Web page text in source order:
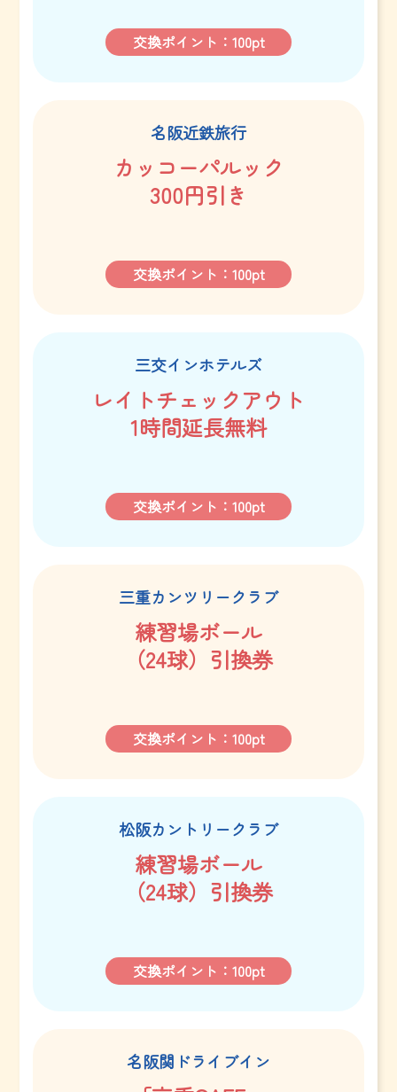
交換ポイント：100pt
名阪近鉄旅行
カッコーパルック
300円引き
交換ポイント：100pt
三交インホテルズ
レイトチェックアウト
1時間延長無料
交換ポイント：100pt
三重カンツリークラブ
練習場ボール
（24球） 引換券
交換ポイント：100pt
松阪カントリークラブ
練習場ボール
（24球） 引換券
交換ポイント：100pt
名阪関ドライブイン